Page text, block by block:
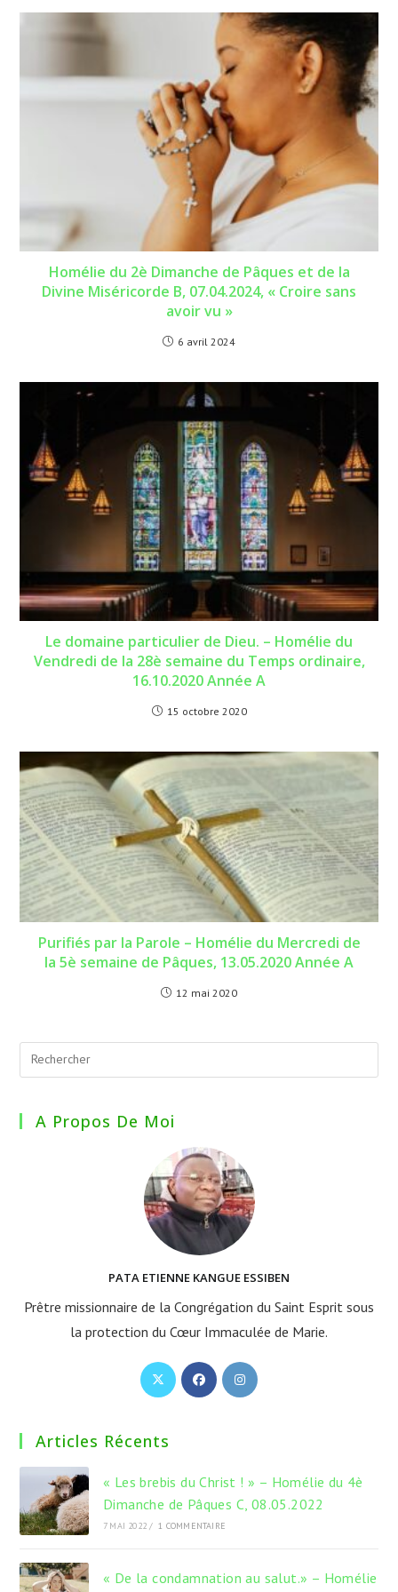
Homélie du 2è Dimanche de Pâques et de la
Divine Miséricorde B, 07.04.2024, « Croire sans
avoir vu »
6 avril 2024
Le domaine particulier de Dieu. – Homélie du
Vendredi de la 28è semaine du Temps ordinaire,
16.10.2020 Année A
15 octobre 2020
Purifiés par la Parole – Homélie du Mercredi de
la 5è semaine de Pâques, 13.05.2020 Année A
12 mai 2020
A Propos De Moi
PATA ETIENNE KANGUE ESSIBEN
Prêtre missionnaire de la Congrégation du Saint Esprit sous
la protection du Cœur Immaculée de Marie.
S’ouvre
dans
S’ouvre
dans
S’ouvre
Articles Récents
« Les brebis du Christ ! » – Homélie du 4è
Dimanche de Pâques C, 08.05.2022
7 MAI 2022 / 1 COMMENTAIRE
« De la condamnation au salut.» – Homélie